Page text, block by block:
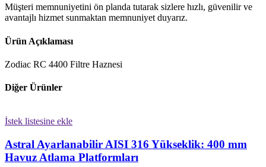
Müşteri memnuniyetini ön planda tutarak sizlere hızlı, güvenilir ve
avantajlı hizmet sunmaktan memnuniyet duyarız.
Ürün Açıklaması
Zodiac RC 4400 Filtre Haznesi
Diğer Ürünler
İstek listesine ekle
Astral Ayarlanabilir AISI 316 Yükseklik: 400 mm
Havuz Atlama Platformları